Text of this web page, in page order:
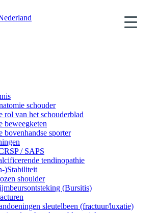
schouder
rol van het schouderblad
beweegketen
bovenhandse sporter
/ SAPS
tendinopathie
)Stabiliteit
shoulder
(Bursitis)
sleutelbeen (fractuur/luxatie)